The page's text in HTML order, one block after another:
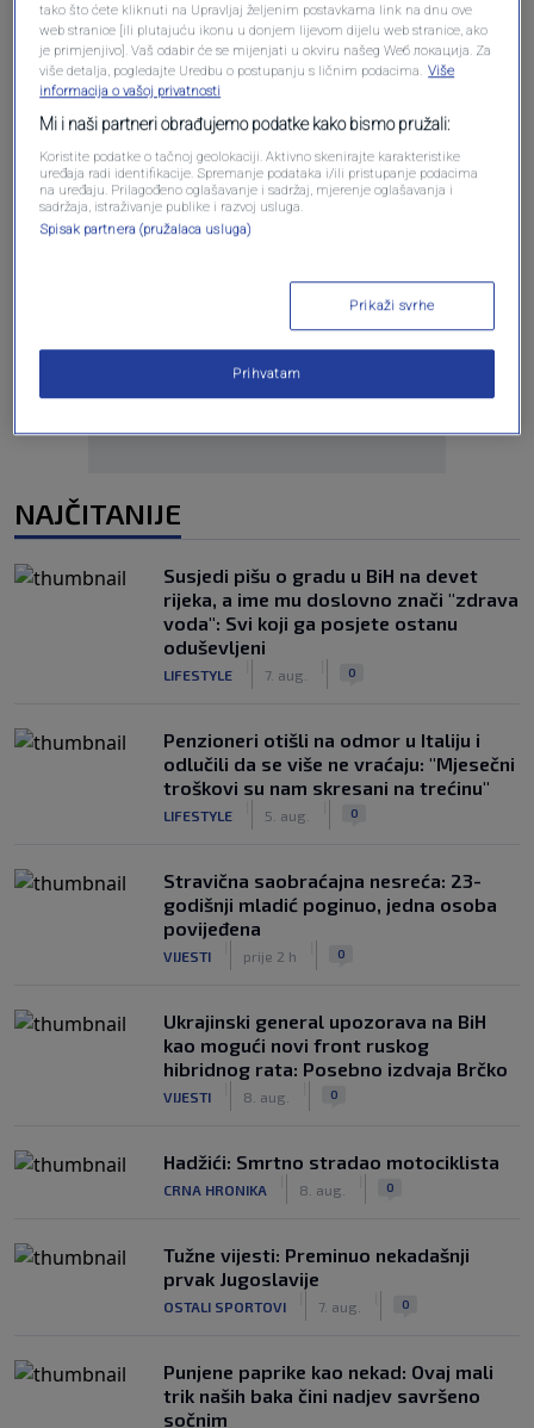
Oglas
Oglas
NAJČITANIJE
Susjedi pišu o gradu u BiH na devet
rijeka, a ime mu doslovno znači "zdrava
voda": Svi koji ga posjete ostanu
oduševljeni
LIFESTYLE 7. aug. 0
Penzioneri otišli na odmor u Italiju i
odlučili da se više ne vraćaju: "Mjesečni
troškovi su nam skresani na trećinu"
LIFESTYLE 5. aug. 0
Stravična saobraćajna nesreća: 23-
godišnji mladić poginuo, jedna osoba
povijeđena
VIJESTI prije 2 h 0
Ukrajinski general upozorava na BiH
kao mogući novi front ruskog
hibridnog rata: Posebno izdvaja Brčko
VIJESTI 8. aug. 0
Hadžići: Smrtno stradao motociklista
CRNA HRONIKA 8. aug. 0
Tužne vijesti: Preminuo nekadašnji
prvak Jugoslavije
OSTALI SPORTOVI 7. aug. 0
Punjene paprike kao nekad: Ovaj mali
trik naših baka čini nadjev savršeno
sočnim
tako što ćete kliknuti na Upravljaj željenim postavkama link na dnu ove
web stranice [ili plutajuću ikonu u donjem lijevom dijelu web stranice, ako
je primjenjivo]. Vaš odabir će se mijenjati u okviru našeg Wеб локација. Za
više detalja, pogledajte Uredbu o postupanju s ličnim podacima. Više
informacija o vašoj privatnosti
Mi i naši partneri obrađujemo podatke kako bismo pružali:
Koristite podatke o tačnoj geolokaciji. Aktivno skenirajte karakteristike
uređaja radi identifikacije. Spremanje podataka i/ili pristupanje podacima
na uređaju. Prilagođeno oglašavanje i sadržaj, mjerenje oglašavanja i
sadržaja, istraživanje publike i razvoj usluga.
Spisak partnera (pružalaca usluga)
Prikaži svrhe
Prihvatam